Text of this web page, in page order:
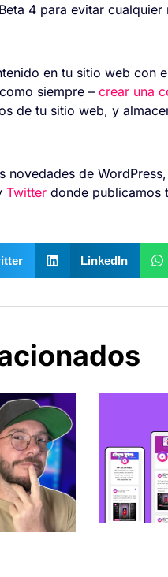
4 para evitar
en tu sitio web con
siempre – crear una
de tu sitio web, y
novedades de
Twitterdonde publicamos
LinkedIn